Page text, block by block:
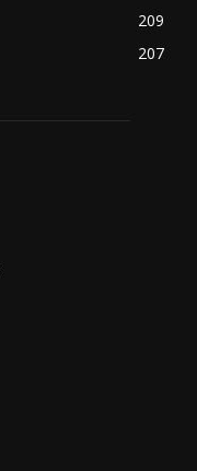
209
207